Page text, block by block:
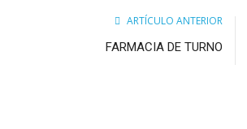
ARTÍCULO ANTERIOR
FARMACIA DE TURNO